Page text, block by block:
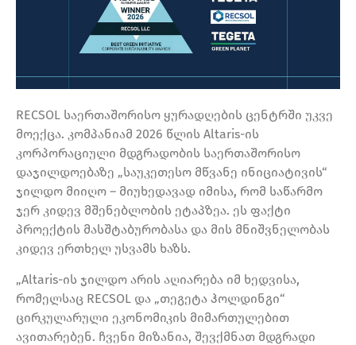
RECSOL საერთაშორისო ყურადღების ცენტრში უკვე
მოექცა. კომპანიამ 2026 წლის Altaris-ის
კორპორაციული მდგრადობის საერთაშორისო
დაჯილდოებაზე „საუკეთესო მწვანე ინიციატივის“
ჯილდო მიიღო – მიუხედავად იმისა, რომ საწარმო
ჯერ კიდევ მშენებლობის ეტაპზეა. ეს ფაქტი
პროექტის მასშტაბურობასა და მის მნიშვნელობას
კიდევ ერთხელ უსვამს ხაზს.
„Altaris-ის ჯილდო არის აღიარება იმ ხედვისა,
რომელსაც RECSOL და „თეგეტა ჰოლდინგი“
ცირკულარული ეკონომიკის მიმართულებით
ავითარებენ. ჩვენი მიზანია, შევქმნათ მდგრადი